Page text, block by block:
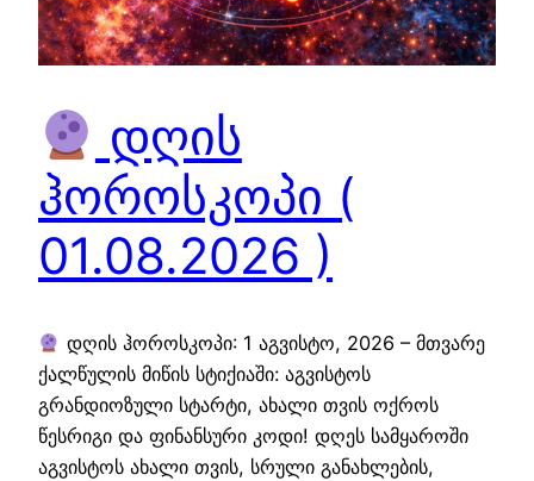
დღის
ჰოროსკოპი (
01.08.2026 )
დღის ჰოროსკოპი: 1 აგვისტო, 2026 – მთვარე
ქალწულის მიწის სტიქიაში: აგვისტოს
გრანდიოზული სტარტი, ახალი თვის ოქროს
წესრიგი და ფინანსური კოდი! დღეს სამყაროში
აგვისტოს ახალი თვის, სრული განახლების,